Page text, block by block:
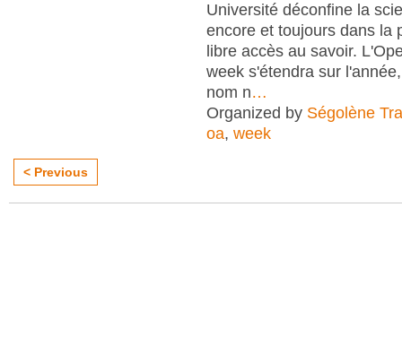
Université déconfine la
encore et toujours dans la
libre accès au savoir.
week s'étendra sur
nom n…
Organized by Ségolène
oa, week
< Previous